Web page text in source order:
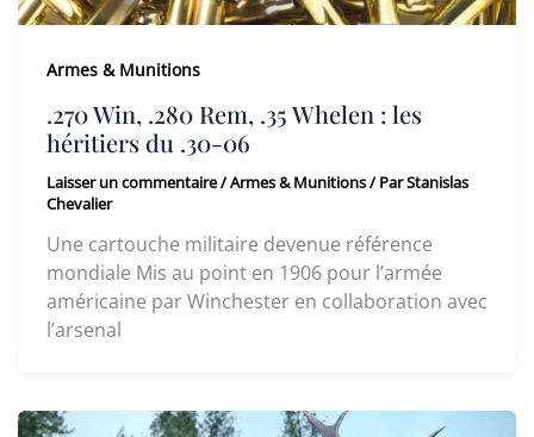
Armes & Munitions
.270 Win, .280 Rem, .35 Whelen : les
héritiers du .30-06
Laisser un commentaire/Armes & Munitions/ ParStanislas
Chevalier
Une cartouche militaire devenue référence
mondiale Mis au point en 1906 pour l’armée
américaine par Winchester en collaboration avec
l’arsenal